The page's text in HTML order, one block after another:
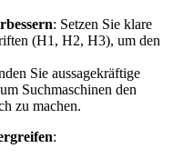
: Setzen Sie klare
(H1, H2, H3), um den
Sie aussagekräftige
Suchmaschinen den
zu machen.
: